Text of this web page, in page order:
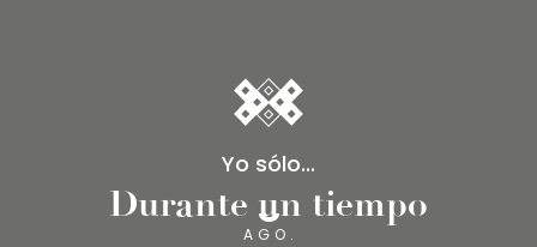
Yo sólo...
Durante un tiempo
8
AGO.